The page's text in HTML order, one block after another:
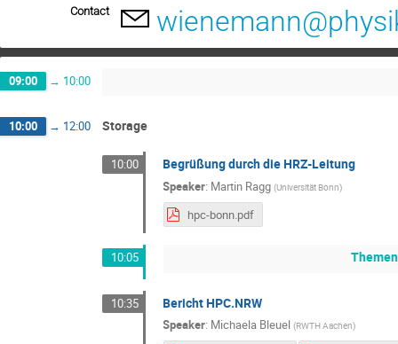
Contact
09:00 → 10:00
10:00 → 12:00 Storage
10:00 Begrüßung durch die HRZ-Leitung
Speaker: Martin Ragg (Universität Bonn)
hpc-bonn.pdf
10:05
10:35 Bericht HPC.NRW
Speaker: Michaela Bleuel (RWTH Aachen)